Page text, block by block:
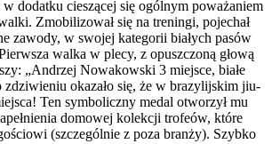
dodatku cieszącej się ogólnym poważaniem
Zmobilizował się na treningi, pojechał
zawody, w swojej kategorii białych pasów
walka w plecy, z opuszczoną głową
„Andrzej Nowakowski 3 miejsce, białe
okazało się, że w brazylijskim jiu-
Ten symboliczny medal otworzył mu
domowej kolekcji trofeów, które
(szczególnie z poza branży). Szybko